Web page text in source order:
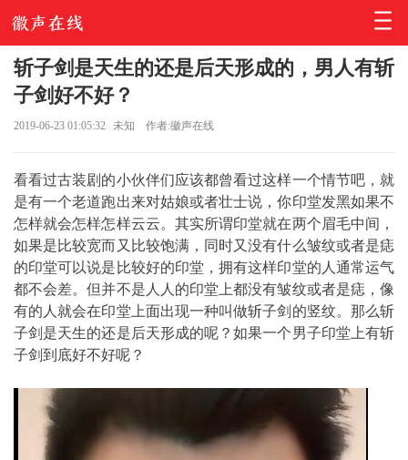
斩子剑是天生的还是后天形成的，男人有斩
子剑好不好？
2019-06-23 01:05:32 未知 作者:徽声在线
看看过古装剧的小伙伴们应该都曾看过这样一个情节吧，就
是有一个老道跑出来对姑娘或者壮士说，你印堂发黑如果不
怎样就会怎样怎样云云。其实所谓印堂就在两个眉毛中间，
如果是比较宽而又比较饱满，同时又没有什么皱纹或者是痣
的印堂可以说是比较好的印堂，拥有这样印堂的人通常运气
都不会差。但并不是人人的印堂上都没有皱纹或者是痣，像
有的人就会在印堂上面出现一种叫做斩子剑的竖纹。那么斩
子剑是天生的还是后天形成的呢？如果一个男子印堂上有斩
子剑到底好不好呢？